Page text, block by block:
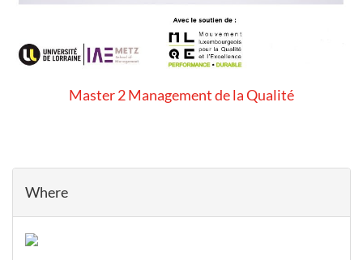
Master 2 Management de la Qualité
Where